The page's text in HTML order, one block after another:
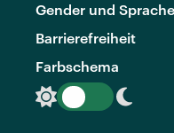
Gender und Sprache
Barrierefreiheit
Farbschema